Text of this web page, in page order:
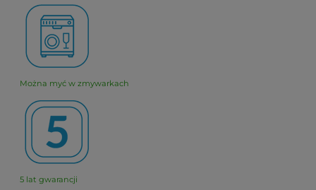
Można myć w zmywarkach
5 lat gwarancji